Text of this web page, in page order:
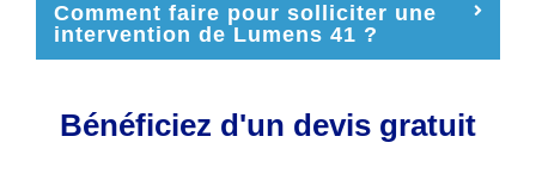
Comment faire pour solliciter une
intervention de Lumens 41 ?
Bénéficiez d'un devis gratuit